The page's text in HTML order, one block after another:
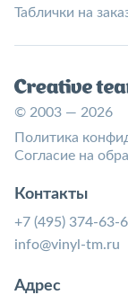
Таблички на
© 2003 — 2026
Политика
Согласие на
Контакты
+7 (495) 374-63-
info@vinyl-tm.ru
Адрес